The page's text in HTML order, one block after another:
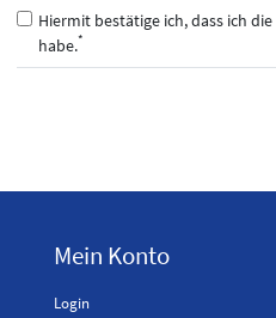
Hiermit bestätige ich, dass ich die
habe.*
Mein Konto
Login